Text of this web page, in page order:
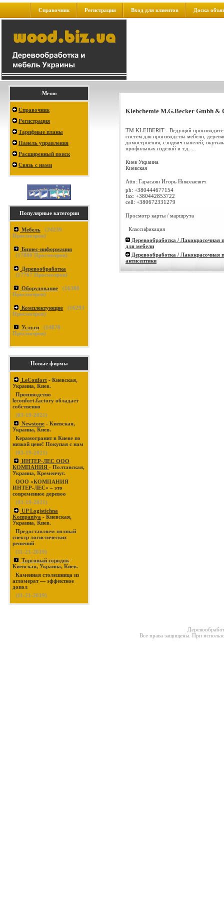
Справочник Регистрация Вход для клиентов Доска
Меню
Справочник
Регистрация
Тарифные планы
Панель управления
Расширенный поиск
Связь с нами
Популярные категории
Мебель (24239
Просмотров)
Бизнес-информация
(17880 Просмотров)
Деревообработка
(17767 Просмотров)
Оборудование (16380
Просмотров)
Комплектующие (16293
Просмотров)
Услуги (14878
Просмотров)
Новые фирмы
LeConfort - Киевская,
Украина, Киев.
Производство
leconfort.factory обладает
собственно
(03-19-2021)
Newstone - Киевская,
Украина, Киев.
Керамогранит в Киеве по
низкой цене! Покупая с нам
(03-19-2021)
ИНТЕР-ЛЕС ООО
КОМПАНИЯ - Полтавская,
Украина, Кременчуг.
ООО «КОМПАНИЯ
ИНТЕР-ЛЕС» – это
современное деревоо
(03-19-2021)
UP Logistichna
Kompaniya - Киевская,
Украина, Киев.
Предоставляем полный
спектр логистических
решений
(11-21-2019)
Торговый городок -
Киевская, Украина, Киев.
Каменная столешница из
агломерат — эффектное
допол
(11-21-2019)
Klebchemie M.G.Becker Gmbh &
ТМ KLEIBERIT - Ведущий
систем для производства мебели,
домостроения, сэндвич панелей,
профильных изделий и т.д. ...
Киев Украина
Киевская
Attn: Гарасаян Игорь Николаевич
ph: +380444677154
fax: +380442853722
cell: +380672331279
Просмотр карты / маршрута
Классификация
Деревообработка / Лакокрасочная
для мебели
Деревообработка / Лакокрасочная
антисептики
Все права защищены. При